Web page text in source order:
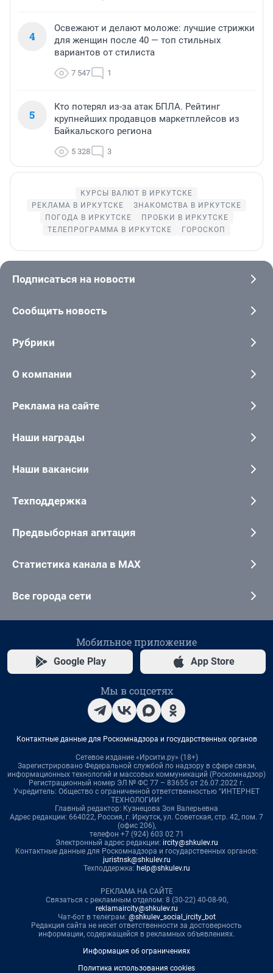
4
Освежают и делают моложе: лучшие стрижки
для женщин после 40 — топ стильных
вариантов от стилиста
7 547 1
5
Кто потерял из-за атак БПЛА. Рейтинг
крупнейших продавцов маркетплейсов из
Байкальского региона
5 328 3
КУРСЫ ВАЛЮТ В ИРКУТСКЕ
РЕКЛАМА В ИРКУТСКЕ
ЗНАКОМСТВА В ИРКУТСКЕ
ПОГОДА В ИРКУТСКЕ
ПРОБКИ В ИРКУТСКЕ
ТЕЛЕПРОГРАММА В ИРКУТСКЕ
ГОРОСКОП
Подписаться на новости
Сообщить новость
Рубрики
О компании
Реклама на сайте
Наши награды
Наши вакансии
Техподдержка
Предвыборная агитация
Статистика канала в MAX
Все города сети
Мобильное приложение
Google Play App Store
Мы в соцсетях
Контактные данные для Роскомнадзора и государственных органов
Сетевое издание «Ирсити.ру» (18+)
Зарегистрировано Федеральной службой по надзору в сфере связи,
информационных технологий и массовых коммуникаций (Роскомнадзор)
Регистрационный номер ЭЛ № ФС 77 – 83655 от 26.07.2022 г.
Учредитель: Общество с ограниченной ответственностью "ИНТЕРНЕТ
ТЕХНОЛОГИИ"
Главный редактор: Кузнецова Зоя Валерьевна
Адрес редакции: 664022, Россия, г. Иркутск, ул. Советская, стр. 42, пом. 7
(офис 206),
телефон +7 (924) 603 02 71
Электронный адрес редакции: ircity@shkulev.ru
Контактные данные для Роскомнадзора и государственных органов:
juristnsk@shkulev.ru
Техподдержка: help@shkulev.ru
РЕКЛАМА НА САЙТЕ
Связаться с рекламным отделом: 8 (30-22) 40-08-90,
reklamaircity@shkulev.ru
Чат-бот в телеграм: @shkulev_social_ircity_bot
Редакция сайта не несет ответственности за достоверность
информации, содержащейся в рекламных объявлениях.
Информация об ограничениях
Политика использования cookies